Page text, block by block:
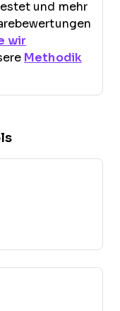
und mehr
wir
Methodik